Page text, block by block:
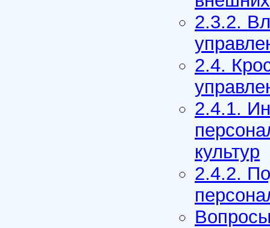
2.3.2.
2.4.
2.4.1.
культур
2.4.2.